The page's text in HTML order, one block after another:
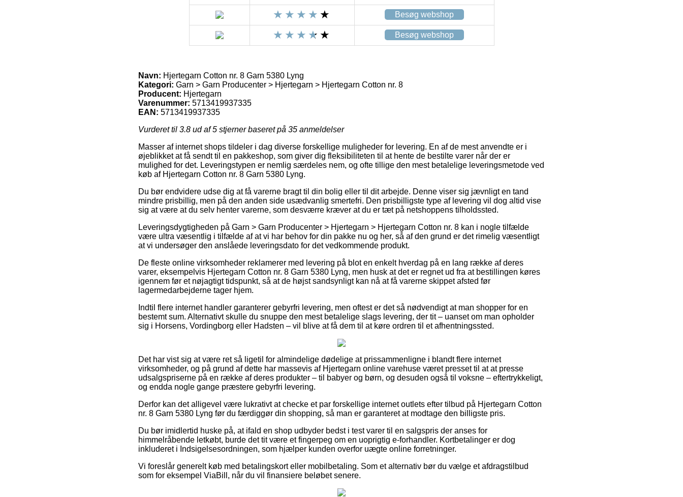
Besøg webshop
Besøg webshop
Navn: Hjertegarn Cotton nr. 8 Garn 5380 Lyng
Kategori: Garn > Garn Producenter > Hjertegarn > Hjertegarn Cotton nr. 8
Producent: Hjertegarn
Varenummer: 5713419937335
EAN: 5713419937335
Vurderet til 3.8 ud af 5 stjerner baseret på 35 anmeldelser
Masser af internet shops tildeler i dag diverse forskellige muligheder for levering. En af de mest anvendte er i
øjeblikket at få sendt til en pakkeshop, som giver dig fleksibiliteten til at hente de bestilte varer når der er
mulighed for det. Leveringstypen er nemlig særdeles nem, og ofte tillige den mest betalelige leveringsmetode ved
køb af Hjertegarn Cotton nr. 8 Garn 5380 Lyng.
Du bør endvidere udse dig at få varerne bragt til din bolig eller til dit arbejde. Denne viser sig jævnligt en tand
mindre prisbillig, men på den anden side usædvanlig smertefri. Den prisbilligste type af levering vil dog altid vise
sig at være at du selv henter varerne, som desværre kræver at du er tæt på netshoppens tilholdssted.
Leveringsdygtigheden på Garn > Garn Producenter > Hjertegarn > Hjertegarn Cotton nr. 8 kan i nogle tilfælde
være ultra væsentlig i tilfælde af at vi har behov for din pakke nu og her, så af den grund er det rimelig væsentligt
at vi undersøger den anslåede leveringsdato for det vedkommende produkt.
De fleste online virksomheder reklamerer med levering på blot en enkelt hverdag på en lang række af deres
varer, eksempelvis Hjertegarn Cotton nr. 8 Garn 5380 Lyng, men husk at det er regnet ud fra at bestillingen køres
igennem før et nøjagtigt tidspunkt, så at de højst sandsynligt kan nå at få varerne skippet afsted før
lagermedarbejderne tager hjem.
Indtil flere internet handler garanterer gebyrfri levering, men oftest er det så nødvendigt at man shopper for en
bestemt sum. Alternativt skulle du snuppe den mest betalelige slags levering, der tit – uanset om man opholder
sig i Horsens, Vordingborg eller Hadsten – vil blive at få dem til at køre ordren til et afhentningssted.
Det har vist sig at være ret så ligetil for almindelige dødelige at prissammenligne i blandt flere internet
virksomheder, og på grund af dette har massevis af Hjertegarn online varehuse været presset til at at presse
udsalgspriserne på en række af deres produkter – til babyer og børn, og desuden også til voksne – eftertrykkeligt,
og endda nogle gange præstere gebyrfri levering.
Derfor kan det alligevel være lukrativt at checke et par forskellige internet outlets efter tilbud på Hjertegarn Cotton
nr. 8 Garn 5380 Lyng før du færdiggør din shopping, så man er garanteret at modtage den billigste pris.
Du bør imidlertid huske på, at ifald en shop udbyder bedst i test varer til en salgspris der anses for
himmelråbende letkøbt, burde det tit være et fingerpeg om en uoprigtig e-forhandler. Kortbetalinger er dog
inkluderet i Indsigelsesordningen, som hjælper kunden overfor uægte online forretninger.
Vi foreslår generelt køb med betalingskort eller mobilbetaling. Som et alternativ bør du vælge et afdragstilbud
som for eksempel ViaBill, når du vil finansiere beløbet senere.